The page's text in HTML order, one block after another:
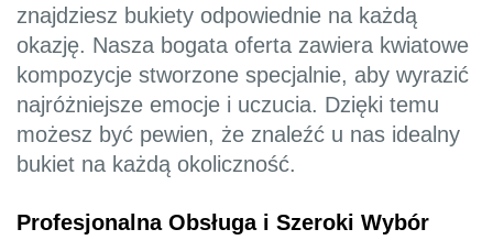
znajdziesz bukiety odpowiednie na każdą
okazję. Nasza bogata oferta zawiera kwiatowe
kompozycje stworzone specjalnie, aby wyrazić
najróżniejsze emocje i uczucia. Dzięki temu
możesz być pewien, że znaleźć u nas idealny
bukiet na każdą okoliczność.
Profesjonalna Obsługa i Szeroki Wybór